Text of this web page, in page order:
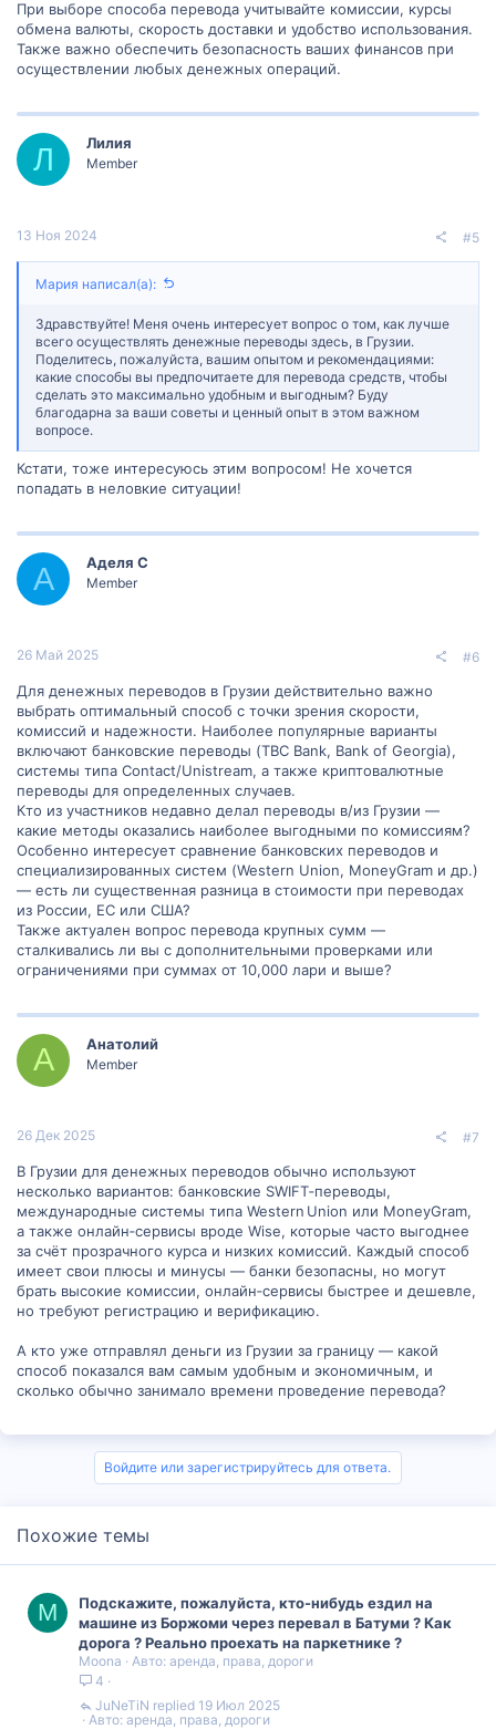
При выборе способа перевода учитывайте комиссии, курсы
обмена валюты, скорость доставки и удобство использования.
Также важно обеспечить безопасность ваших финансов при
осуществлении любых денежных операций.
Л Лилия
Member
13 Ноя 2024 #5
Мария написал(а):
Здравствуйте! Меня очень интересует вопрос о том, как лучше
всего осуществлять денежные переводы здесь, в Грузии.
Поделитесь, пожалуйста, вашим опытом и рекомендациями:
какие способы вы предпочитаете для перевода средств, чтобы
сделать это максимально удобным и выгодным? Буду
благодарна за ваши советы и ценный опыт в этом важном
вопросе.
Кстати, тоже интересуюсь этим вопросом! Не хочется
попадать в неловкие ситуации!
А Аделя С
Member
26 Май 2025 #6
Для денежных переводов в Грузии действительно важно
выбрать оптимальный способ с точки зрения скорости,
комиссий и надежности. Наиболее популярные варианты
включают банковские переводы (TBC Bank, Bank of Georgia),
системы типа Contact/Unistream, а также криптовалютные
переводы для определенных случаев.
Кто из участников недавно делал переводы в/из Грузии —
какие методы оказались наиболее выгодными по комиссиям?
Особенно интересует сравнение банковских переводов и
специализированных систем (Western Union, MoneyGram и др.)
— есть ли существенная разница в стоимости при переводах
из России, ЕС или США?
Также актуален вопрос перевода крупных сумм —
сталкивались ли вы с дополнительными проверками или
ограничениями при суммах от 10,000 лари и выше?
А Анатолий
Member
26 Дек 2025 #7
В Грузии для денежных переводов обычно используют
несколько вариантов: банковские SWIFT‑переводы,
международные системы типа Western Union или MoneyGram,
а также онлайн‑сервисы вроде Wise, которые часто выгоднее
за счёт прозрачного курса и низких комиссий. Каждый способ
имеет свои плюсы и минусы — банки безопасны, но могут
брать высокие комиссии, онлайн‑сервисы быстрее и дешевле,
но требуют регистрацию и верификацию.
А кто уже отправлял деньги из Грузии за границу — какой
способ показался вам самым удобным и экономичным, и
сколько обычно занимало времени проведение перевода?
Войдите или зарегистрируйтесь для ответа.
Похожие темы
M
Подскажите, пожалуйста, кто-нибудь ездил на
машине из Боржоми через перевал в Батуми ? Как
дорога ? Реально проехать на паркетнике ?
Moona
Авто: аренда, права, дороги
4
Авто: аренда, права, дороги
19 Июл 2025
JuNeTiN